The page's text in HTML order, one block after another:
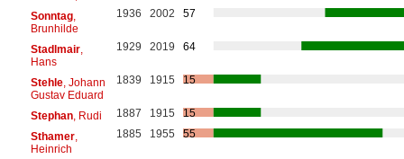
Sonntag,
Brunhilde
1936 2002 57
Stadlmair,
Hans
1929 2019 64
Stehle, Johann
Gustav Eduard
1839 1915 15
Stephan, Rudi 1887 1915
15
Sthamer,
Heinrich
1885 1955 55